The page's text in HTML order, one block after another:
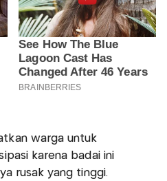
warga untuk
karena badai ini
rusak yang tinggi.